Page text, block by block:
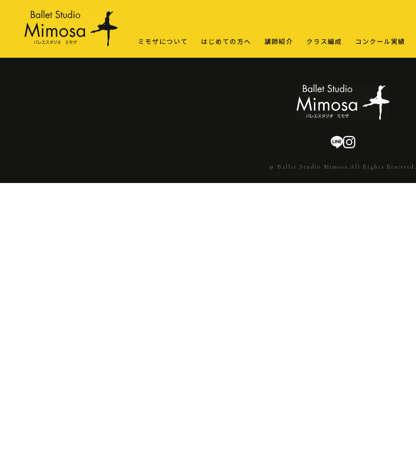
ミモザについて はじめての方へ 講師紹介 クラス編成 コンクール実績
© Ballet Studio Mimosa.All Rights Reserved.